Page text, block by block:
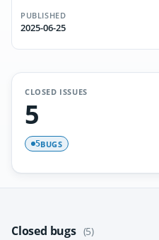
PUBLISHED
2025-06-25
CLOSED ISSUES
5
5BUGS
Closed bugs (5)